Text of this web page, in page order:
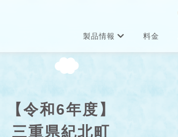
製品情報 料金
【令和6年度】
三重県紀北町